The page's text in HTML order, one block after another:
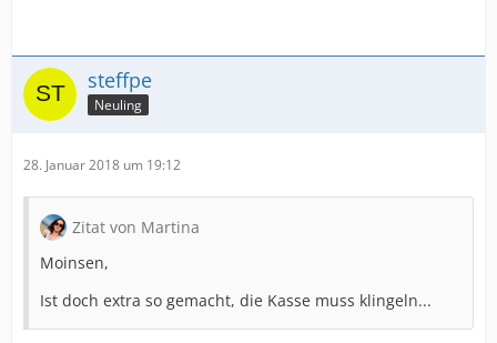
steffpe
Neuling
28. Januar 2018 um 19:12
Zitat von Martina
Moinsen,
Ist doch extra so gemacht, die Kasse muss klingeln...